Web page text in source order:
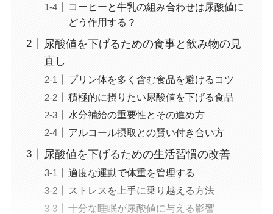
コーヒーと牛乳の組み合わせは尿酸値に
どう作用する？
尿酸値を下げるための食事と飲み物の見
直し
プリン体を多く含む食品を避けるコツ
積極的に摂りたい尿酸値を下げる食品
水分補給の重要性とその進め方
アルコール摂取との賢い付き合い方
尿酸値を下げるための生活習慣の改善
適度な運動で体重を管理する
ストレスを上手に乗り越える方法
十分な睡眠が尿酸値に与える影響